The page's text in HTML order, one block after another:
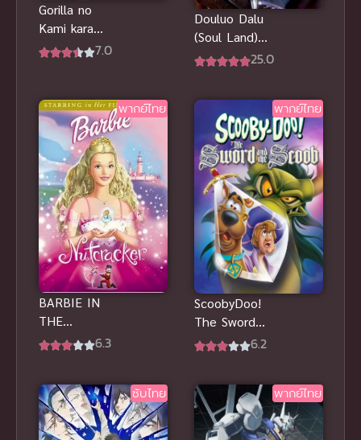
Gorilla no
Kami kara
Kago sareta
Kishidan de
Kawaigararer
u
7.0
Douluo Dalu
(Soul Land)
ถังซาน ภาค 1
25.0
พากย์ไทย
BARBIE IN
THE
NUTCRACKE
นัทแครกเกอร์
พากย์ไทย
6.3
พากย์ไทย
ScoobyDoo!
The Sword
and the
และสคูบ
6.2
ซับไทย พากย์ไทย